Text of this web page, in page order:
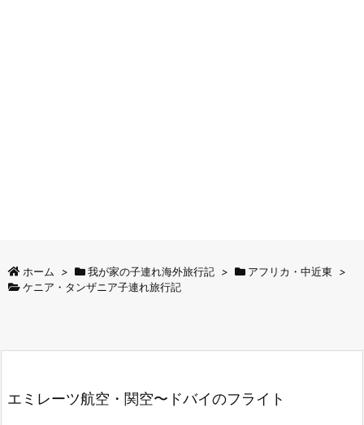
ホーム > 我が家の子連れ海外旅行記 > アフリカ・中近東
>
ケニア・タンザニア子連れ旅行記
エミレーツ航空・関空〜ドバイのフライト